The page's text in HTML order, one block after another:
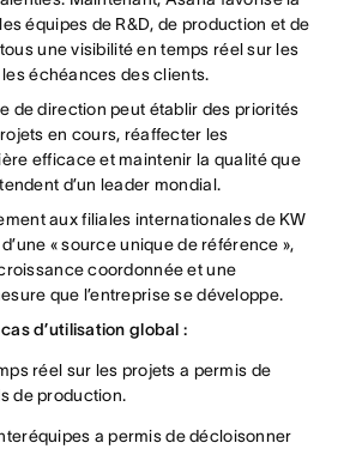
équipes de R&D, de production et de
une visibilité en temps réel sur les
échéances des clients.
de direction peut établir des priorités
en cours, réaffecter les
efficace et maintenir la qualité que
d’un leader mondial.
aux filiales internationales de KW
« source unique de référence »,
coordonnée et une
que l’entreprise se développe.
d’utilisation global :
réel sur les projets a permis de
de production.
a permis de décloisonner